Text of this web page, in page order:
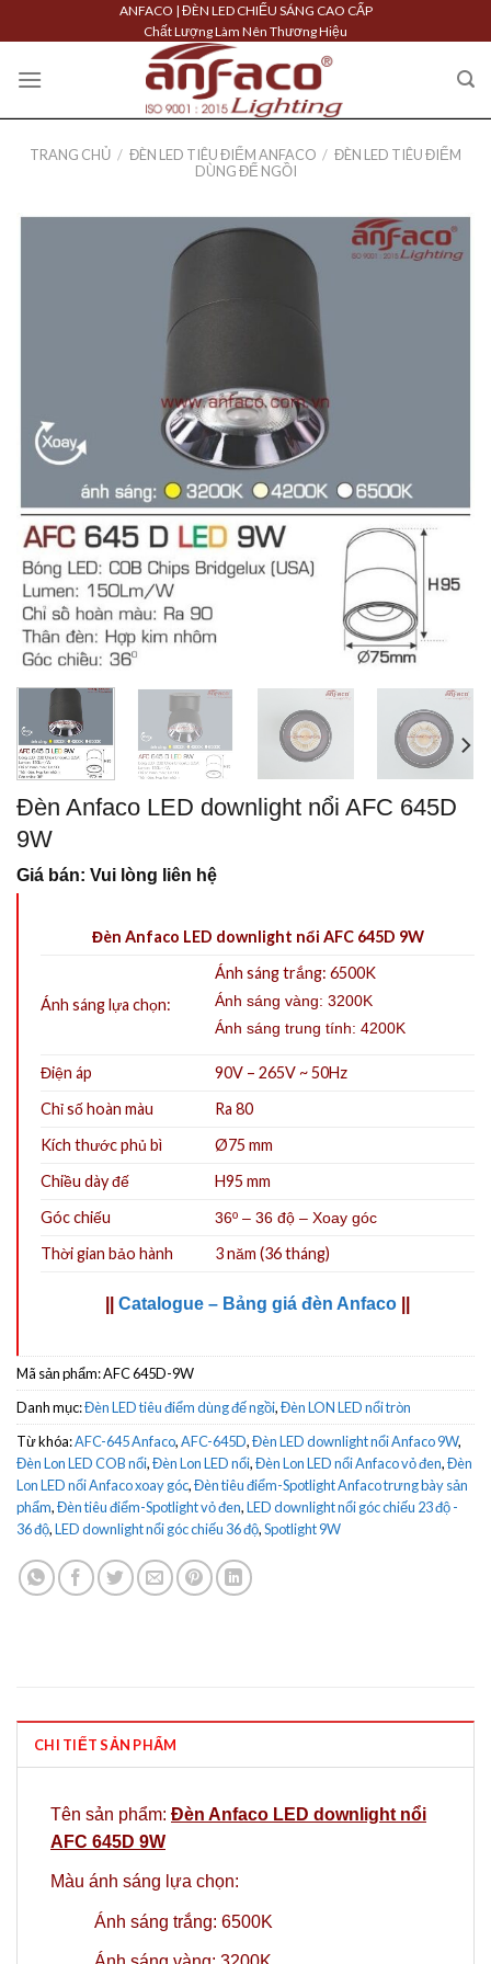
to
content
ANFACO | ĐÈN LED CHIẾU SÁNG CAO CẤP
Chất Lượng Làm Nên Thương Hiệu
TRANG CHỦ / ĐÈN LED TIÊU ĐIỂM ANFACO / ĐÈN LED TIÊU ĐIỂM
DÙNG ĐẾ NGỒI
Đèn Anfaco LED downlight nổi AFC 645D
9W
Giá bán: Vui lòng liên hệ
Đèn Anfaco LED downlight nổi AFC 645D 9W
Ánh sáng lựa chọn:
Ánh sáng trắng: 6500K
Ánh sáng vàng: 3200K
Ánh sáng trung tính: 4200K
Điện áp
90V – 265V ~ 50Hz
Chỉ số hoàn màu
Ra 80
Kích thước phủ bì
Ø75 mm
Chiều dày đế
H95 mm
Góc chiếu
36º – 36 độ – Xoay góc
Thời gian bảo hành 3 năm (36 tháng)
Catalogue – Bảng giá đèn Anfaco
Mã sản phẩm:AFC 645D-9W
Danh mục:Đèn LED tiêu điểm dùng đế ngồi,Đèn LON LED nổi tròn
Từ khóa:AFC-645 Anfaco,AFC-645D,Đèn LED downlight nổi Anfaco 9W,
Đèn Lon LED COB nổi,Đèn Lon LED nổi,Đèn Lon LED nổi Anfaco vỏ đen,Đèn
Lon LED nổi Anfaco xoay góc,Đèn tiêu điểm-Spotlight Anfaco trưng bày sản
phẩm,Đèn tiêu điểm-Spotlight vỏ đen,LED downlight nổi góc chiếu 23 độ -
36 độ,LED downlight nổi góc chiếu 36 độ,Spotlight 9W
CHI TIẾT SẢN PHẨM
Tên sản phẩm: Đèn Anfaco LED downlight nổi
AFC 645D 9W
Màu ánh sáng lựa chọn:
Ánh sáng trắng: 6500K